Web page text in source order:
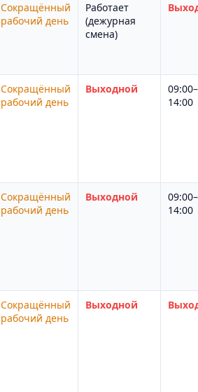
Сокращённый
рабочий день
Работает
(дежурная
смена)
Сокращённый
рабочий день
Выходной
09:00–
14:00
Сокращённый
рабочий день
Выходной
09:00–
14:00
Сокращённый
рабочий день
Выходной